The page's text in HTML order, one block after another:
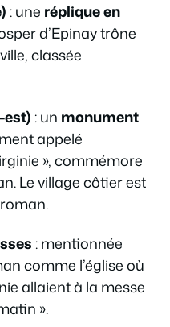
: une réplique en
d’Epinay trône
classée
est) : un monument
appelé
», commémore
Le village côtier est
: mentionnée
comme l’église où
allaient à la messe
».